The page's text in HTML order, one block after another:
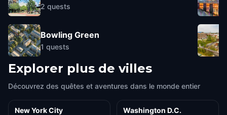
2 quests
Bowling Green
1 quests
Explorer plus de villes
Découvrez des quêtes et aventures dans le monde entier
New York City Washington D.C.